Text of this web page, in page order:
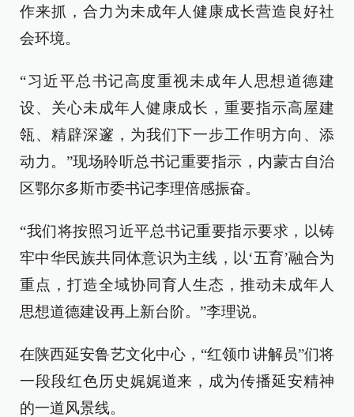
作来抓，合力为未成年人健康成长营造良好社
会环境。
“习近平总书记高度重视未成年人思想道德建
设、关心未成年人健康成长，重要指示高屋建
瓴、精辟深邃，为我们下一步工作明方向、添
动力。”现场聆听总书记重要指示，内蒙古自治
区鄂尔多斯市委书记李理倍感振奋。
“我们将按照习近平总书记重要指示要求，以铸
牢中华民族共同体意识为主线，以‘五育’融合为
重点，打造全域协同育人生态，推动未成年人
思想道德建设再上新台阶。”李理说。
在陕西延安鲁艺文化中心，“红领巾讲解员”们将
一段段红色历史娓娓道来，成为传播延安精神
的一道风景线。